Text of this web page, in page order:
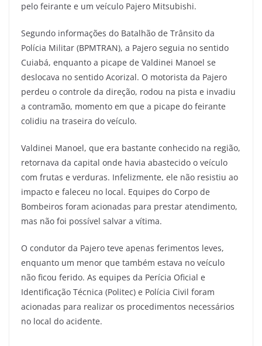
pelo feirante e um veículo Pajero Mitsubishi.
Segundo informações do Batalhão de Trânsito da
Polícia Militar (BPMTRAN), a Pajero seguia no sentido
Cuiabá, enquanto a picape de Valdinei Manoel se
deslocava no sentido Acorizal. O motorista da Pajero
perdeu o controle da direção, rodou na pista e invadiu
a contramão, momento em que a picape do feirante
colidiu na traseira do veículo.
Valdinei Manoel, que era bastante conhecido na região,
retornava da capital onde havia abastecido o veículo
com frutas e verduras. Infelizmente, ele não resistiu ao
impacto e faleceu no local. Equipes do Corpo de
Bombeiros foram acionadas para prestar atendimento,
mas não foi possível salvar a vítima.
O condutor da Pajero teve apenas ferimentos leves,
enquanto um menor que também estava no veículo
não ficou ferido. As equipes da Perícia Oficial e
Identificação Técnica (Politec) e Polícia Civil foram
acionadas para realizar os procedimentos necessários
no local do acidente.